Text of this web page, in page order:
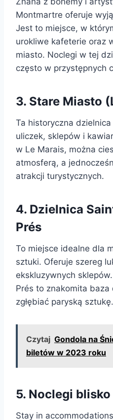
Montmartre oferuje
Jest to miejsce, w
urokliwe kafeterie oraz
miasto. Noclegi w tej
często w przystępnych
3. Stare Miasto
Ta historyczna dzielnica
uliczek, sklepów i
w Le Marais, można
atmosferą, a
atrakcji turystycznych.
4. Dzielnica
Prés
To miejsce idealne dla
sztuki. Oferuje szereg
ekskluzywnych
Prés to znakomita
zgłębiać paryską sztukę.
Czytaj Gondola na
biletów w 2023 roku
5. Noclegi
Stay in